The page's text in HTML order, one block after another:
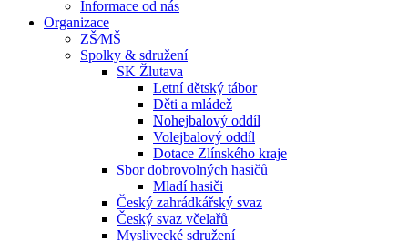
Informace od nás
Organizace
ZŠ⁄MŠ
Spolky & sdružení
SK Žlutava
Letní dětský tábor
Děti a mládež
Nohejbalový oddíl
Volejbalový oddíl
Dotace Zlínského kraje
Sbor dobrovolných hasičů
Mladí hasiči
Český zahrádkářský svaz
Český svaz včelařů
Myslivecké sdružení